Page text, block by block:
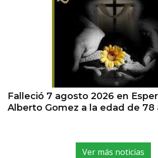
Falleció 7 agosto 2026 en
Alberto Gomez a la edad de 78
Ver más noticias